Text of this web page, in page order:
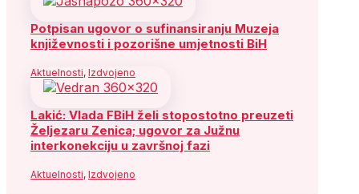
Potpisan ugovor o sufinansiranju Muzeja
književnosti i pozorišne umjetnosti BiH
Aktuelnosti, Izdvojeno
Lakić: Vlada FBiH želi stopostotno preuzeti
Željezaru Zenica; ugovor za Južnu
interkonekciju u završnoj fazi
Aktuelnosti, Izdvojeno